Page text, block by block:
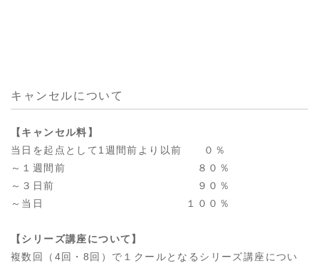
キャンセルについて
【キャンセル料】
当日を起点として1週間前より以前 ０％
～１週間前 ８０％
～３日前 ９０％
～当日 １００％
【シリーズ講座について】
複数回（4回・8回）で１クールとなるシリーズ講座につい